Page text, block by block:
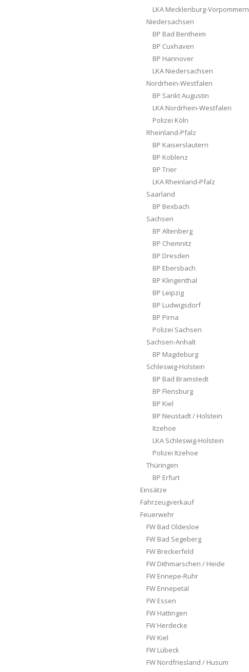
LKA Mecklenburg-Vorpommern
Niedersachsen
BP Bad Bentheim
BP Cuxhaven
BP Hannover
LKA Niedersachsen
Nordrhein-Westfalen
BP Sankt Augustin
LKA Nordrhein-Westfalen
Polizei Köln
Rheinland-Pfalz
BP Kaiserslautern
BP Koblenz
BP Trier
LKA Rheinland-Pfalz
Saarland
BP Bexbach
Sachsen
BP Altenberg
BP Chemnitz
BP Dresden
BP Ebersbach
BP Klingenthal
BP Leipzig
BP Ludwigsdorf
BP Pirna
Polizei Sachsen
Sachsen-Anhalt
BP Magdeburg
Schleswig-Holstein
BP Bad Bramstedt
BP Flensburg
BP Kiel
BP Neustadt / Holstein
Itzehoe
LKA Schleswig-Holstein
Polizei Itzehoe
Thüringen
BP Erfurt
Einsätze
Fahrzeugverkauf
Feuerwehr
FW Bad Oldesloe
FW Bad Segeberg
FW Breckerfeld
FW Dithmarschen / Heide
FW Ennepe-Ruhr
FW Ennepetal
FW Essen
FW Hattingen
FW Herdecke
FW Kiel
FW Lübeck
FW Nordfriesland / Husum